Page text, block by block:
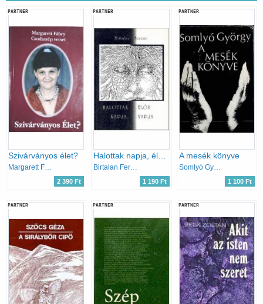
PARTNER
Szivárványos élet?
Margarett Fábry
2 390 Ft
PARTNER
Birtalan Ferenc
1 190 Ft
PARTNER
A mesék könyve
Somlyó György
1 100 Ft
PARTNER PARTNER PARTNER